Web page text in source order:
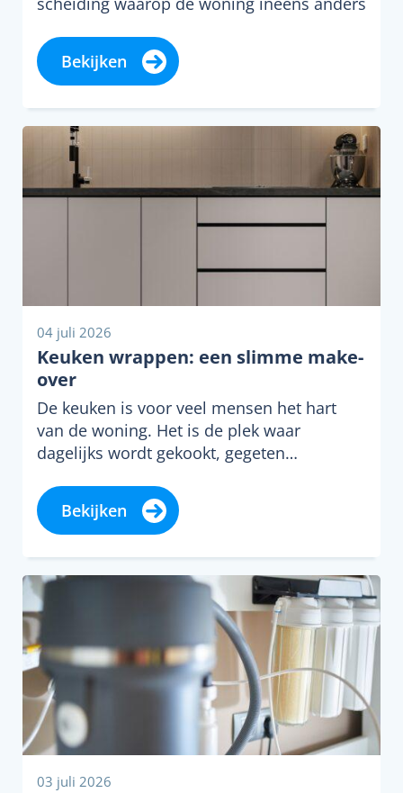
ziet…
Bekijken
04 juli 2026
Keuken wrappen: een slimme make-
over
De keuken is voor veel mensen het hart
van de woning. Het is de plek waar
dagelijks wordt gekookt, gegeten…
Bekijken
03 juli 2026